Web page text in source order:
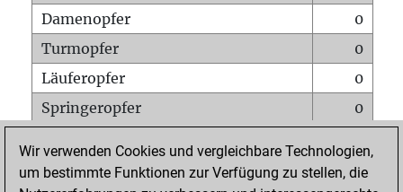
Damenopfer
0
Turmopfer
0
Läuferopfer
0
Springeropfer
0
Matt auf vollem Brett
0
Wir verwenden Cookies und vergleichbare Technologien,
um bestimmte Funktionen zur Verfügung zu stellen, die